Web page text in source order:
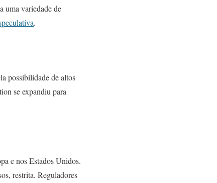
uma variedade de
.
possibilidade de altos
se expandiu para
e nos Estados Unidos.
restrita. Reguladores